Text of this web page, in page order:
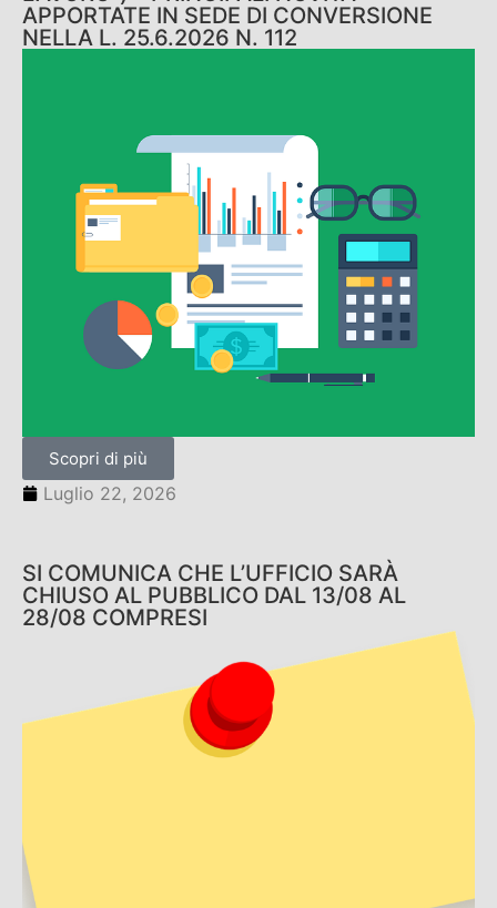
APPORTATE IN SEDE DI CONVERSIONE
NELLA L. 25.6.2026 N. 112
Scopri di più
Luglio 22, 2026
SI COMUNICA CHE L’UFFICIO SARÀ
CHIUSO AL PUBBLICO DAL 13/08 AL
28/08 COMPRESI